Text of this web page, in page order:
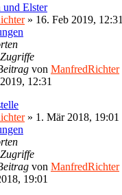
und Elster
» 16. Feb 2019, 12:31
Zugriffe
von ManfredRichter
12:31
» 1. Mär 2018, 19:01
Zugriffe
von ManfredRichter
19:01